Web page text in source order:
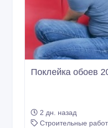
Поклейка обоев
2 дн. назад
Строительные